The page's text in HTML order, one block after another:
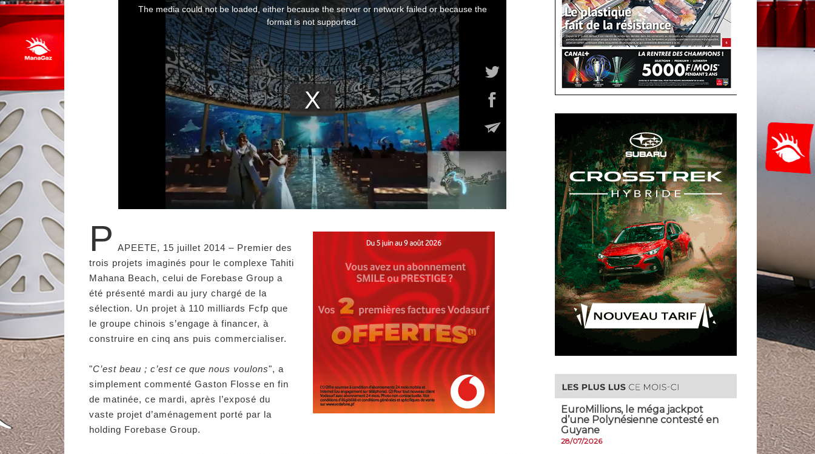
P APEETE, 15 juillet 2014 – Premier des
trois projets imaginés pour le complexe Tahiti
Mahana Beach, celui de Forebase Group a
été présenté mardi au jury chargé de la
sélection. Un projet à 110 milliards Fcfp que
le groupe chinois s’engage à financer, à
construire en cinq ans puis commercialiser.
"C’est beau ; c’est ce que nous voulons", a
simplement commenté Gaston Flosse en fin
de matinée, ce mardi, après l’exposé du
vaste projet d’aménagement porté par la
holding Forebase Group.
EuroMillions, ​le méga jackpot
d’une Polynésienne contesté en
Guyane
28/07/2026